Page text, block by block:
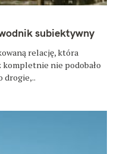
subiektywny
relację, która
kompletnie nie podobało
drogie,..